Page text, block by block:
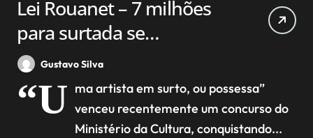
Lei Rouanet – 7 milhões
para surtada se
apresentar, enquanto
cortaram 25 bilhões dos
remédios da população
Gustavo Silva
“U ma artista em surto, ou possessa”
venceu recentemente um concurso do
Ministério da Cultura, conquistando...